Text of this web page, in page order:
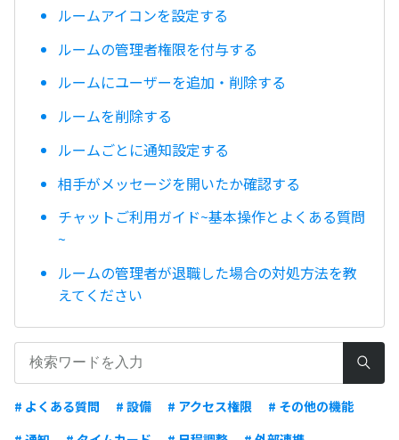
ルームアイコンを設定する
ルームの管理者権限を付与する
ルームにユーザーを追加・削除する
ルームを削除する
ルームごとに通知設定する
相手がメッセージを開いたか確認する
チャットご利用ガイド~基本操作とよくある質問
~
ルームの管理者が退職した場合の対処方法を教
えてください
# よくある質問 # 設備 # アクセス権限
# その他の機能